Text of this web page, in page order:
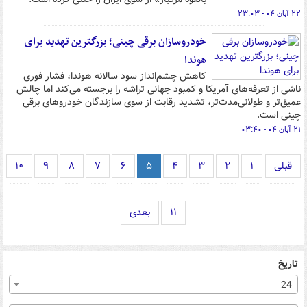
۲۲ آبان ۰۴ - ۲۳:۰۳
خودروسازان برقی چینی؛ بزرگترین تهدید برای
هوندا
کاهش چشم‌انداز سود سالانه هوندا، فشار فوری
ناشی از تعرفه‌های آمریکا و کمبود جهانی تراشه را برجسته می‌کند اما چالش
عمیق‌تر و طولانی‌مدت‌تر، تشدید رقابت از سوی سازندگان خودروهای برقی
چینی است.
۲۱ آبان ۰۴ - ۰۳:۴۰
قبلی ۱ ۲ ۳ ۴ ۵ ۶ ۷ ۸ ۹ ۱۰
۱۱ بعدی
تاریخ
24